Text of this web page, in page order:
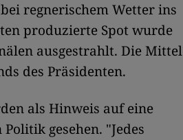
regnerischem Wetter ins
produzierte Spot wurde
ausgestrahlt. Die Mittel
des Präsidenten.
als Hinweis auf eine
gesehen. "Jedes